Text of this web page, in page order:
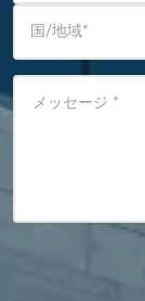
国/地域*
メッセージ *